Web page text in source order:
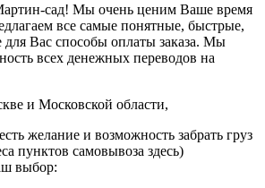
сад! Мы очень ценим Ваше время
все самые понятные, быстрые,
для Вас способы оплаты заказа. Мы
всех денежных переводов на
и Московской области,
желание и возможность забрать груз
пунктов самовывоза здесь)
выбор: